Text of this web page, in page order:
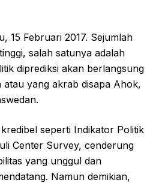
15 Februari 2017. Sejumlah
salah satunya adalah
diprediksi akan berlangsung
atau yang akrab disapa Ahok,
seperti Indikator Politik
Center Survey, cenderung
yang unggul dan
Namun demikian,